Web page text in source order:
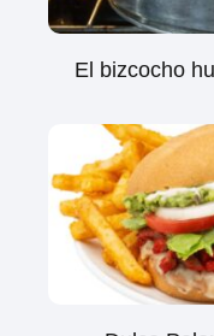
El bizcocho